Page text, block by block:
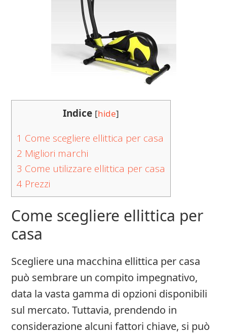
Indice [hide]
1 Come scegliere ellittica per casa
2 Migliori marchi
3 Come utilizzare ellittica per casa
4 Prezzi
Come scegliere ellittica per
casa
Scegliere una macchina ellittica per casa
può sembrare un compito impegnativo,
data la vasta gamma di opzioni disponibili
sul mercato. Tuttavia, prendendo in
considerazione alcuni fattori chiave, si può